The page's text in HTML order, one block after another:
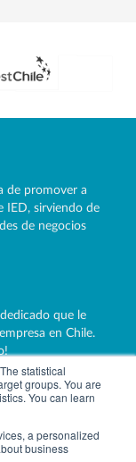
statistical
groups. You are
You can learn
a personalized
business
de promover a
IED, sirviendo de
de negocios
que le
en Chile.